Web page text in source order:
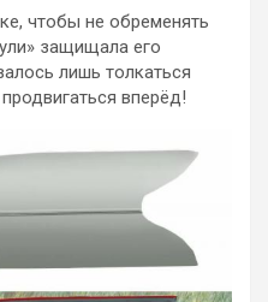
чтобы не обременять
защищала его
лишь толкаться
вперёд!